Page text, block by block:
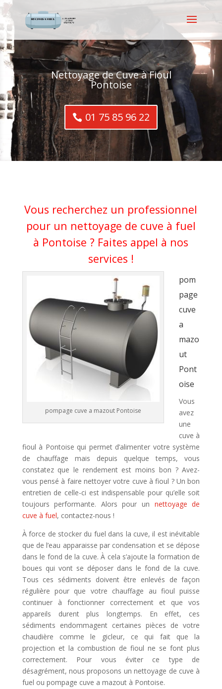
Nettoyage de Cuve à Fioul
Pontoise
01 75 85 96 22
Vous recherchez un professionnel
pour un nettoyage de cuve à fuel
à Pontoise ? Faites appel à nos
services !
pompage cuve a mazout Pontoise
pom
page
cuve
a
mazo
ut
Pont
oise
Vous
avez
une
cuve à
fioul à Pontoise qui permet d’alimenter votre système
de chauffage mais depuis quelque temps, vous
constatez que le rendement est moins bon ? Avez-
vous pensé à faire nettoyer votre cuve à fioul ? Un bon
entretien de celle-ci est indispensable pour qu’elle soit
toujours performante. Alors pour un nettoyage de
cuve à fuel, contactez-nous !
À force de stocker du fuel dans la cuve, il est inévitable
que de l’eau apparaisse par condensation et se dépose
dans le fond de la cuve. À cela s’ajoute la formation de
boues qui vont se déposer dans le fond de la cuve.
Tous ces sédiments doivent être enlevés de façon
régulière pour que votre chauffage au fioul puisse
continuer à fonctionner correctement et que vos
appareils durent plus longtemps. En effet, ces
sédiments endommagent certaines pièces de votre
chaudière comme le gicleur, ce qui fait que la
projection et la combustion de fioul ne se font plus
correctement. Pour vous éviter ce type de
désagrément, nous proposons un nettoyage de cuve à
fuel ou pompage cuve a mazout à Pontoise.